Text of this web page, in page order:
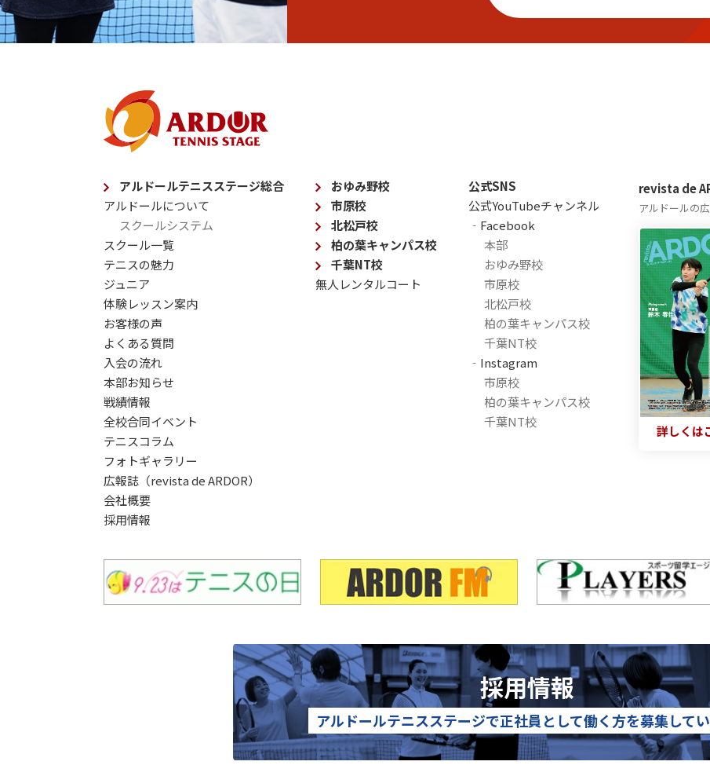
アルドールテニスステージ総合
アルドールについて
スクールシステム
スクール一覧
テニスの魅力
ジュニア
体験レッスン案内
お客様の声
よくある質問
入会の流れ
本部お知らせ
戦績情報
全校合同イベント
テニスコラム
フォトギャラリー
広報誌（revista de ARDOR）
会社概要
採用情報
おゆみ野校
市原校
北松戸校
柏の葉キャンパス校
千葉NT校
無人レンタルコート
revista de
アルドールの
詳しくは
公式SNS
公式YouTubeチャンネル
‐Facebook
本部
おゆみ野校
市原校
北松戸校
柏の葉キャンパス校
千葉NT校
‐Instagram
市原校
柏の葉キャンパス校
千葉NT校
採用情報
アルドールテニスステージで正社員として働く方を募集して